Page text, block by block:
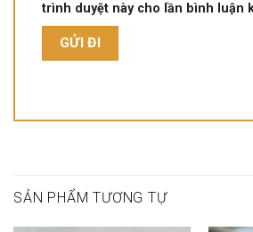
trình duyệt này cho lần bình luận
SẢN PHẨM TƯƠNG TỰ